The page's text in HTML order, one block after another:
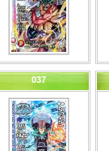
037